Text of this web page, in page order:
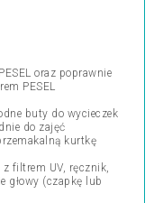
oraz poprawnie
PESEL
buty do wycieczek
do zajęć
kurtkę
filtrem UV, ręcznik,
głowy (czapkę lub